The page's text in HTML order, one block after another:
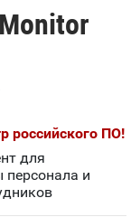
российского ПО!
для
и